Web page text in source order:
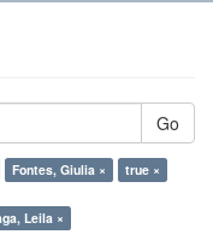
Go
Fontes, Giulia ×
true ×
Leila ×